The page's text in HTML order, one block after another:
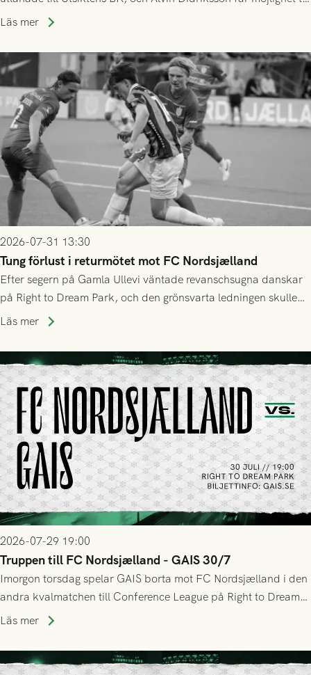
speltid i Hestrafors genom föreningssamarbete.
Läs mer
2026-07-31 13:30
Tung förlust i returmötet mot FC Nordsjælland
Efter segern på Gamla Ullevi väntade revanschsugna danskar
på Right to Dream Park, och den grönsvarta ledningen skulle
upphöra efter mindre än kvarten spelad. På lika mark visade
tennissiffror och det grönsvarta europaäventyret tog slut.
Läs mer
2026-07-29 19:00
Truppen till FC Nordsjælland - GAIS 30/7
Imorgon torsdag spelar GAIS borta mot FC Nordsjælland i den
andra kvalmatchen till Conference League på Right to Dream
Park! Fredrik Holmberg och ledarstaben har tagit ut följande
Läs mer